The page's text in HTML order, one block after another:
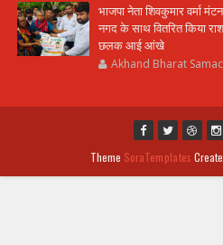
भाजपा नेता शिवकुमार वर्मा
नगद के साथ वितरित किया
छलक आई आंखे
Akhand Bharat
Theme SoraTemplates